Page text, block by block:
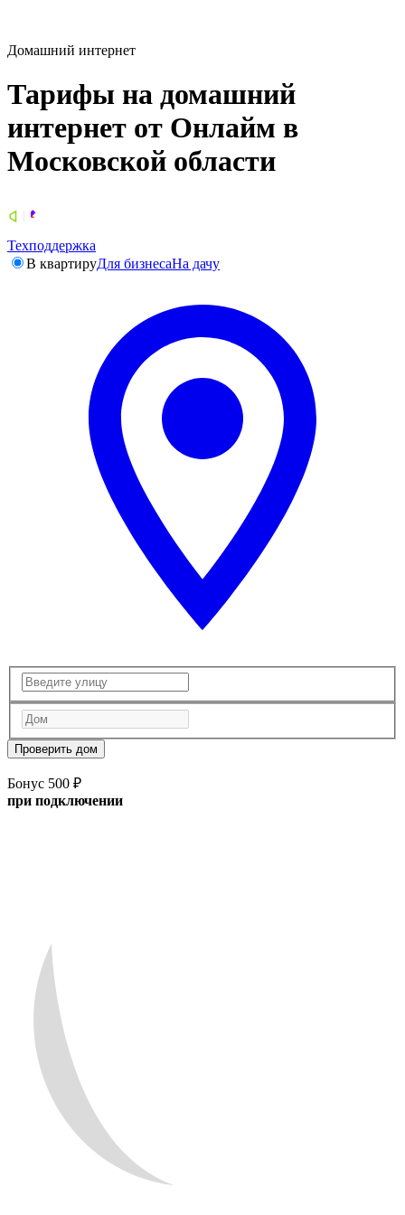
Домашний интернет
Тарифы на домашний
интернет от Онлайм в
Московской области
Техподдержка
В квартируДля бизнесаНа дачу
Проверить дом
Бонус 500 ₽
при подключении